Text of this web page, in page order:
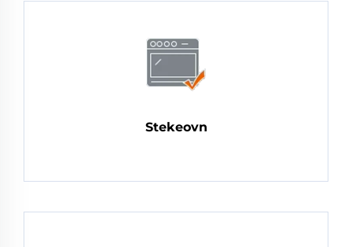
Stekeovn